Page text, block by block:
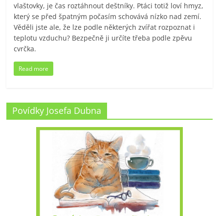
vlaštovky, je čas roztáhnout deštníky. Ptáci totiž loví hmyz,
který se před špatným počasím schovává nízko nad zemí.
Věděli jste ale, že lze podle některých zvířat rozpoznat i
teplotu vzduchu? Bezpečně ji určíte třeba podle zpěvu
cvrčka.
Read more
Povídky Josefa Dubna